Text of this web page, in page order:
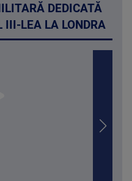
DEDICATĂ
III-LEA LA LONDRA